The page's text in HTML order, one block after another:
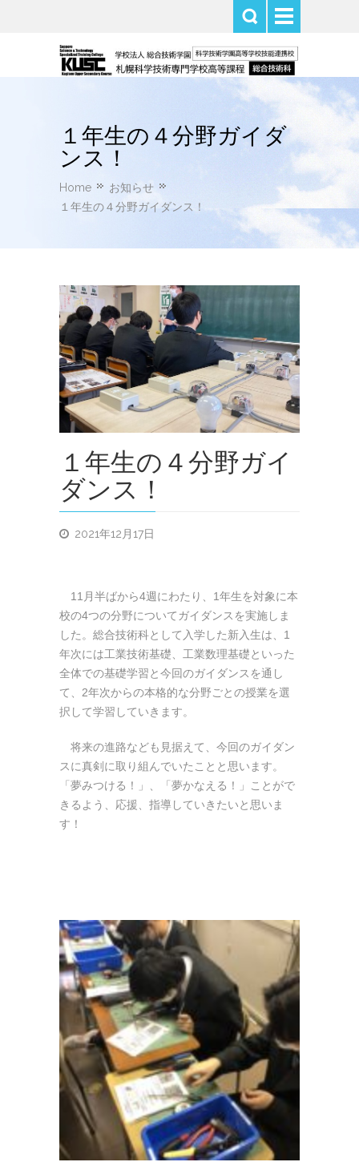
１年生の４分野ガイダ
ンス！
Home
お知らせ
１年生の４分野ガイダンス！
１年生の４分野ガイ
ダンス！
2021年12月17日
11月半ばから4週にわたり、1年生を対象に本
校の4つの分野についてガイダンスを実施しま
した。総合技術科として入学した新入生は、1
年次には工業技術基礎、工業数理基礎といった
全体での基礎学習と今回のガイダンスを通し
て、2年次からの本格的な分野ごとの授業を選
択して学習していきます。
将来の進路なども見据えて、今回のガイダン
スに真剣に取り組んでいたことと思います。
「夢みつける！」、「夢かなえる！」ことがで
きるよう、応援、指導していきたいと思いま
す！